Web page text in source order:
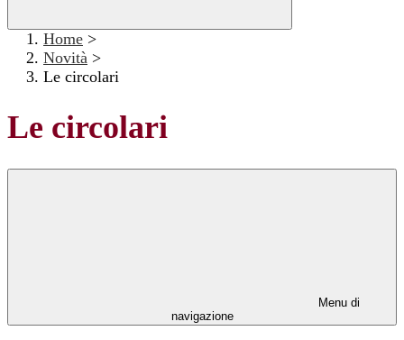
Home >
Novità >
Le circolari
Le circolari
Menu di
navigazione